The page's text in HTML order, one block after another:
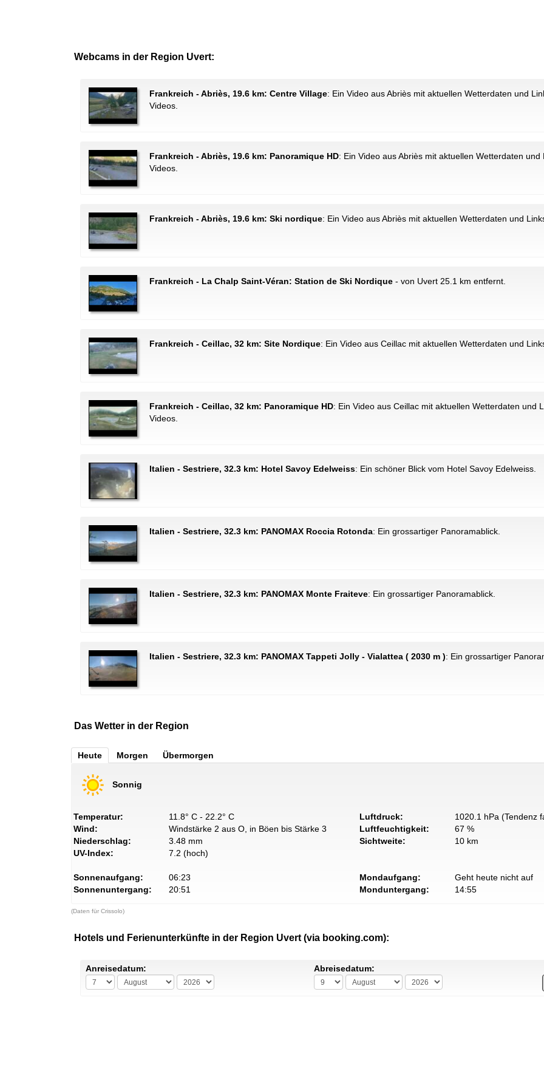
Webcams in der Region Uvert:
Frankreich - Abriès, 19.6 km: Centre Village: Ein Video aus Abriès mit aktuellen Wetterdaten und
Videos.
Frankreich - Abriès, 19.6 km: Panoramique HD: Ein Video aus Abriès mit aktuellen Wetterdaten und
Videos.
Frankreich - Abriès, 19.6 km: Ski nordique: Ein Video aus Abriès mit aktuellen Wetterdaten und
Frankreich - La Chalp Saint-Véran: Station de Ski Nordique - von Uvert 25.1 km entfernt.
Frankreich - Ceillac, 32 km: Site Nordique: Ein Video aus Ceillac mit aktuellen Wetterdaten und
Frankreich - Ceillac, 32 km: Panoramique HD: Ein Video aus Ceillac mit aktuellen Wetterdaten und
Videos.
Italien - Sestriere, 32.3 km: Hotel Savoy Edelweiss: Ein schöner Blick vom Hotel Savoy Edelweiss.
Italien - Sestriere, 32.3 km: PANOMAX Roccia Rotonda: Ein grossartiger Panoramablick.
Italien - Sestriere, 32.3 km: PANOMAX Monte Fraiteve: Ein grossartiger Panoramablick.
Italien - Sestriere, 32.3 km: PANOMAX Tappeti Jolly - Vialattea ( 2030 m ): Ein grossartiger
Das Wetter in der Region
Heute Morgen Übermorgen
Sonnig
Temperatur:
11.8° C - 22.2° C
Wind:
Windstärke 2 aus O, in Böen bis Stärke 3
Niederschlag:
3.48 mm
UV-Index:
7.2 (hoch)
Luftdruck:
1020.1 hPa (Tendenz
Luftfeuchtigkeit:
67 %
Sichtweite:
10 km
Sonnenaufgang:
06:23
Sonnenuntergang:
20:51
Mondaufgang:
Geht heute nicht auf
Monduntergang:
14:55
(Daten für Crissolo)
Hotels und Ferienunterkünfte in der Region Uvert (via booking.com):
Anreisedatum: Abreisedatum: